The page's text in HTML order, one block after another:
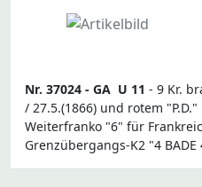
Nr. 37024 - GA U 11 - 9 Kr.
/ 27.5.(1866) und rotem
Weiterfranko "6" für
Grenzübergangs-K2 "4 BADE